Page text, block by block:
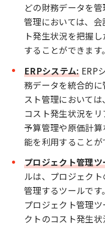
どの財務データを
管理においては、
ト発生状況を把握
することができます。
ERPシステム:ERP
務データを統合的
スト管理においては
コスト発生状況をリ
予算管理や原価計
能を利用することが
プロジェクト管理
ルは、プロジェク
管理するツールです
プロジェクト管理
クトのコスト発生